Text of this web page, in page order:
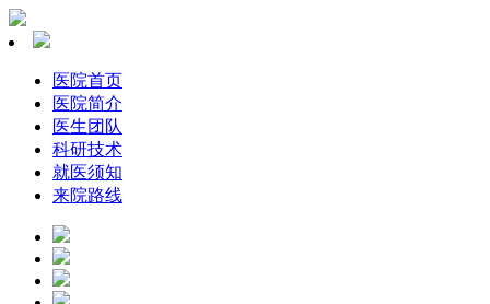
医院首页
医院简介
医生团队
科研技术
就医须知
来院路线